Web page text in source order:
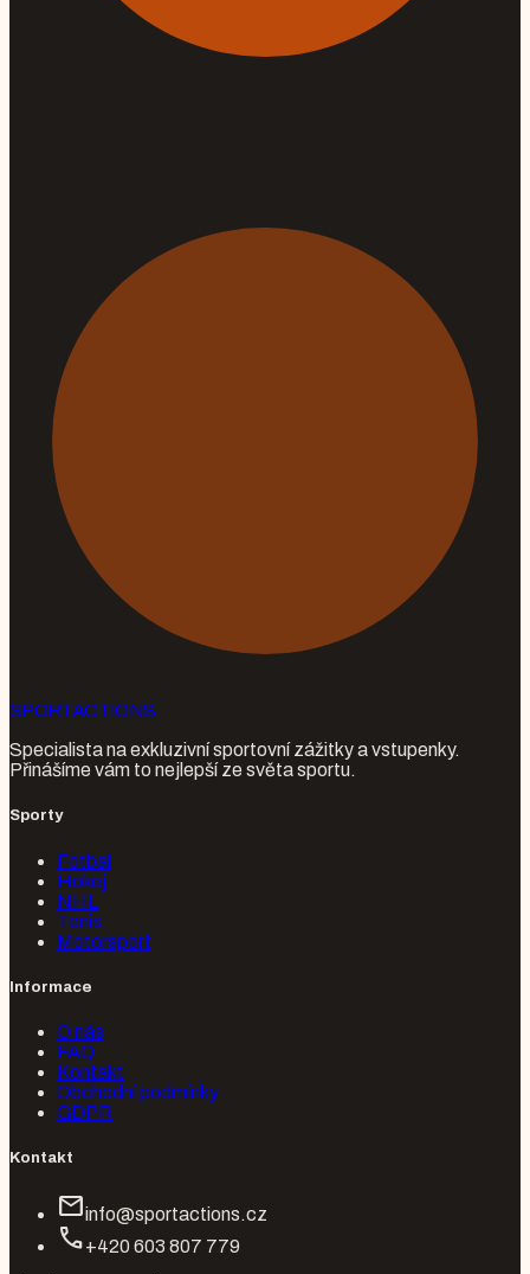
SPORTACTIONS
Specialista na exkluzivní sportovní zážitky a vstupenky.
Přinášíme vám to nejlepší ze světa sportu.
Sporty
Fotbal
Hokej
NHL
Tenis
Motorsport
Informace
O nás
FAQ
Kontakt
Obchodní podmínky
GDPR
Kontakt
mailinfo@sportactions.cz
call+420 603 807 779